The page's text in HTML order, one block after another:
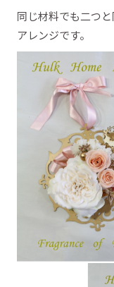
同じ材料でも二つ
アレンジです。